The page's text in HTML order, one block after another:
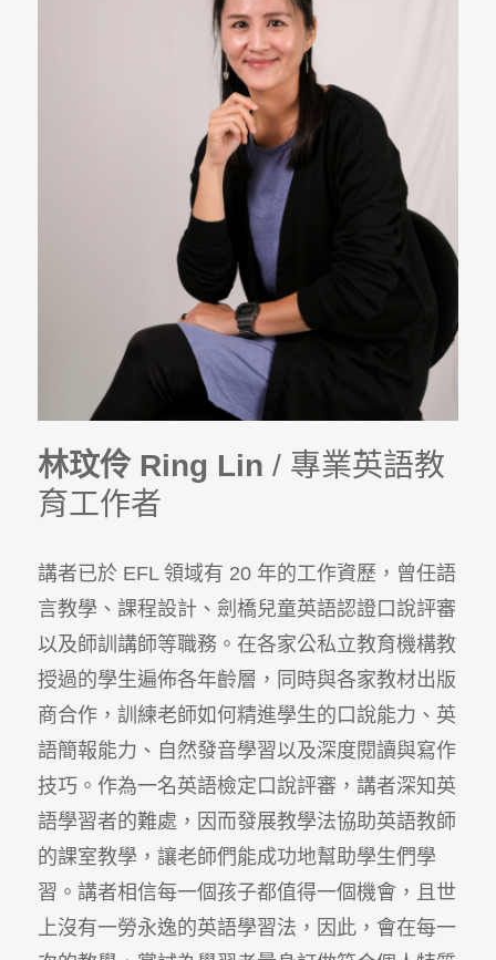
林玟伶 Ring Lin / 專業英語教
育工作者
講者已於 EFL 領域有 20 年的工作資歷，曾任語
言教學、課程設計、劍橋兒童英語認證口說評審
以及師訓講師等職務。在各家公私立教育機構教
授過的學生遍佈各年齡層，同時與各家教材出版
商合作，訓練老師如何精進學生的口說能力、英
語簡報能力、自然發音學習以及深度閱讀與寫作
技巧。作為一名英語檢定口說評審，講者深知英
語學習者的難處，因而發展教學法協助英語教師
的課室教學，讓老師們能成功地幫助學生們學
習。講者相信每一個孩子都值得一個機會，且世
上沒有一勞永逸的英語學習法，因此，會在每一